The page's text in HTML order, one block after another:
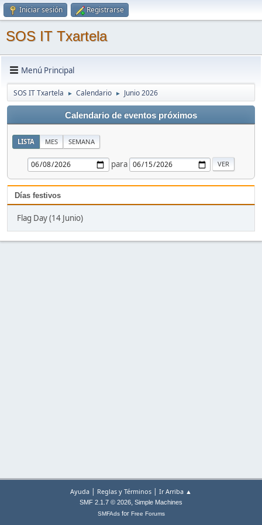
Iniciar sesión Registrarse
SOS IT Txartela
Menú Principal
SOS IT Txartela ► Calendario ► Junio 2026
Calendario de eventos próximos
LISTA MES SEMANA
para
Días festivos
Flag Day (14 Junio)
Ayuda | Reglas y Términos | Ir Arriba ▲
SMF 2.1.7 © 2026, Simple Machines
SMFAdsfor Free Forums